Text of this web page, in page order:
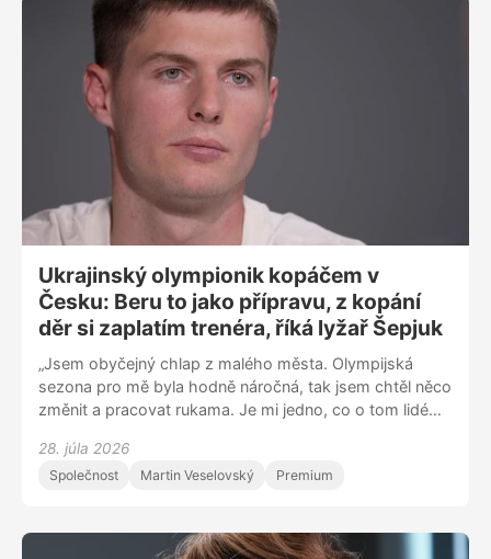
ministryně financí vybrala do čela Letiště Praha
manažera s pověstí hrobaře ČSA? A čím z vládního
týmu vyčnívá ministr školství Robert Plaga?
Ukrajinský olympionik kopáčem v
Česku: Beru to jako přípravu, z kopání
děr si zaplatím trenéra, říká lyžař Šepjuk
„Jsem obyčejný chlap z malého města. Olympijská
sezona pro mě byla hodně náročná, tak jsem chtěl něco
změnit a pracovat rukama. Je mi jedno, co o tom lidé
nejlepší,” říká ukrajinský reprezentant v alpském lyžování
Dmytro Šepjuk. V Česku si přivydělává na stavbách.
chtěl pomoci i své zemi, nejen sportu. Snažím se
28. júla 2026
Společnost Martin Veselovský Premium